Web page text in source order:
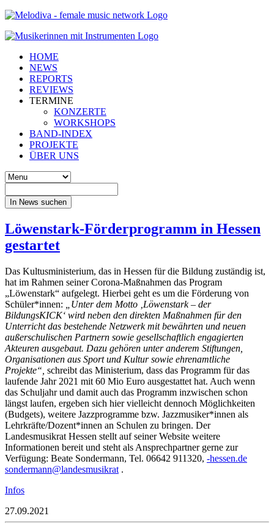
HOME
NEWS
REPORTS
REVIEWS
TERMINE
KONZERTE
WORKSHOPS
BAND-INDEX
PROJEKTE
ÜBER UNS
In News suchen
Löwenstark-Förderprogramm in Hessen
gestartet
Das Kultusministerium, das in Hessen für die Bildung zuständig ist,
hat im Rahmen seiner Corona-Maßnahmen das Program
„Löwenstark“ aufgelegt. Hierbei geht es um die Förderung von
Schüler*innen:
„Unter dem Motto ‚Löwenstark – der
BildungsKICK‘ wird neben den direkten Maßnahmen für den
Unterricht das bestehende Netzwerk mit bewährten und neuen
außerschulischen Partnern sowie gesellschaftlich engagierten
Akteuren ausgebaut. Dazu gehören unter anderem Stiftungen,
Organisationen aus Sport und Kultur sowie ehrenamtliche
Projekte“, schreibt das Ministerium, dass das Programm für das
laufende Jahr 2021 mit 60 Mio Euro ausgestattet hat. Auch wenn
das Schuljahr und damit auch das Programm inzwischen schon
längst laufen, ergeben sich hier vielleicht dennoch Möglichkeiten
(Budgets), weitere Jazzprogramme bzw. Jazzmusiker*innen als
Lehrkräfte/Dozent*innen an Schulen zu bringen. Der
Landesmusikrat Hessen stellt auf seiner Website weitere
Informationen bereit und steht als Ansprechpartner gerne zur
Verfügung: Beate Sondermann, Tel. 06642 911320,
ed.ne
sseh-
tarki
sumse
dnal@
nnamr
ednos
.
Infos
27.09.2021